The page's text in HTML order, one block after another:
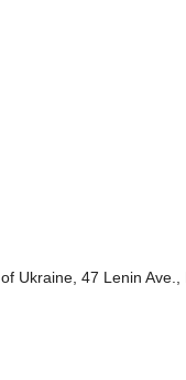
Ukraine, 47 Lenin